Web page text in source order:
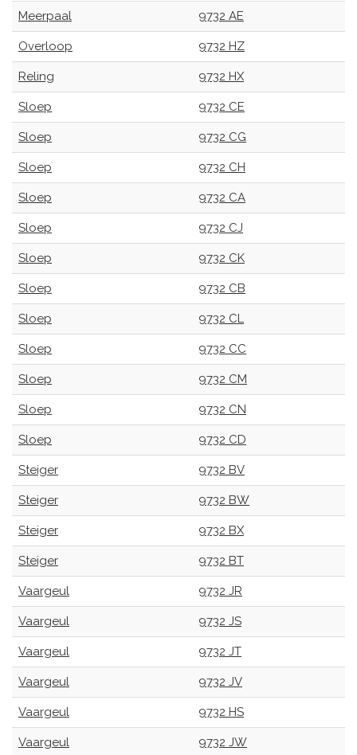
Meerpaal 9732 AE
Overloop 9732 HZ
Reling 9732 HX
Sloep 9732 CE
Sloep 9732 CG
Sloep 9732 CH
Sloep 9732 CA
Sloep 9732 CJ
Sloep 9732 CK
Sloep 9732 CB
Sloep 9732 CL
Sloep 9732 CC
Sloep 9732 CM
Sloep 9732 CN
Sloep 9732 CD
Steiger 9732 BV
Steiger 9732 BW
Steiger 9732 BX
Steiger 9732 BT
Vaargeul 9732 JR
Vaargeul 9732 JS
Vaargeul 9732 JT
Vaargeul 9732 JV
Vaargeul 9732 HS
Vaargeul 9732 JW